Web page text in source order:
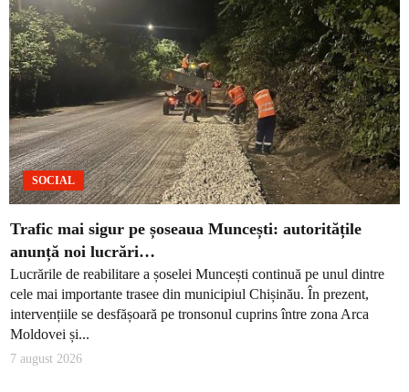
SOCIAL
Trafic mai sigur pe șoseaua Muncești: autoritățile
anunță noi lucrări…
Lucrările de reabilitare a șoselei Muncești continuă pe unul dintre
cele mai importante trasee din municipiul Chișinău. În prezent,
intervențiile se desfășoară pe tronsonul cuprins între zona Arca
Moldovei și...
7 august 2026